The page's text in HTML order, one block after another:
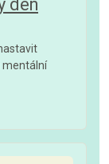
den
mentální